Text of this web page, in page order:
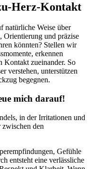
Herz-Kontakt
natürliche Weise über
und präzise
könnten? Stellen wir
erkennen
Kontakt zueinander. So
verstehen, unterstützen
begegnen.
mich darauf!
in der Irritationen und
den
Gefühle
entsteht eine verlässliche